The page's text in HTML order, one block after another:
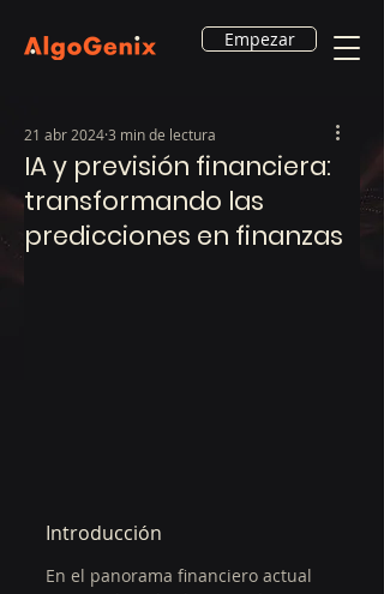
Empezar
IA y previsión financiera:
transformando las
predicciones en finanzas
21 abr 20243 min de lectura
Introducción
En el panorama financiero actual